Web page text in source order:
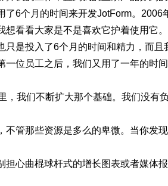
了6个月的时间来开发JotForm。
看看大家是不是喜欢它护着使用它。
只是投入了6个月的时间和精力，而
一位员工之后，我们又用了一年的时
，我们不断扩大那个基础。我们没有
不管那些资源是多么的卑微。当你发
担心曲棍球杆式的增长图表或者媒体